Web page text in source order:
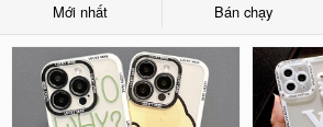
Mới nhất Bán chạy